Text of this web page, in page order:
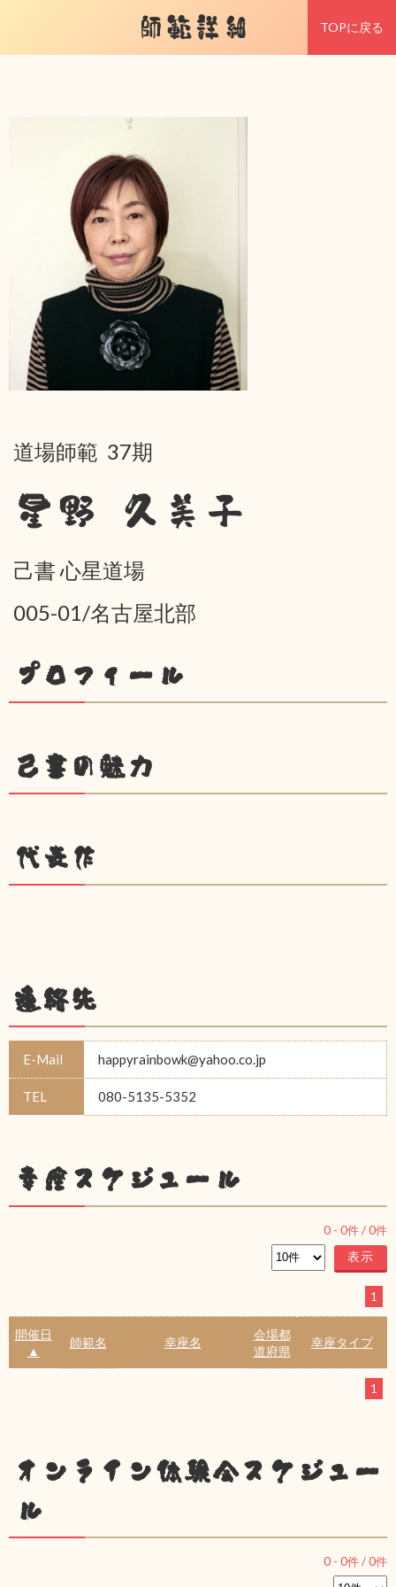
師範詳細 TOPに戻る
道場師範 37期
星野 久美子
己書 心星道場
005-01/名古屋北部
プロフィール
己書の魅力
代表作
連絡先
E-Mail happyrainbowk@yahoo.co.jp
TEL 080-5135-5352
幸座スケジュール
0 - 0件 /0件
1
開催日
▲
師範名 幸座名
会場都
道府県
幸座タイプ
1
オンライン体験会スケジュー
ル
0 - 0件 /0件